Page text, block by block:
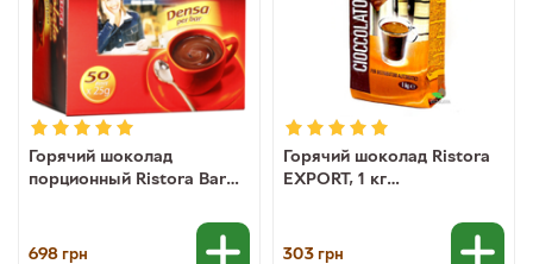
Горячий шоколад
порционный Ristora Bar
8004990133009
698грн
Горячий шоколад Ristora
EXPORT, 1 кг
303грн